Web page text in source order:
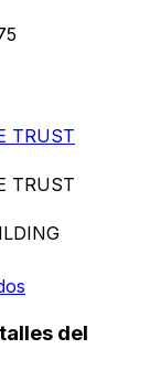
TRUST
TRUST
del